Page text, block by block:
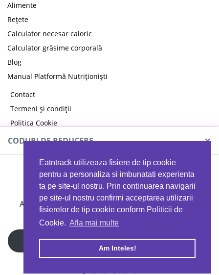
Eatntrack utilizeaza fisiere de tip cookie
pentru a personaliza si imbunatati experienta
ta pe site-ul nostru. Prin continuarea navigarii
pe site-ul nostru confirmi acceptarea utilizarii
fisierelor de tip cookie conform Politicii de
Cookie. Afla mai multe
Am Inteles!
Alimente
Rețete
Calculator necesar caloric
Calculator grăsime corporală
Blog
Manual Platformă Nutriționiști
Contact
Termeni și condiții
Politica Cookie
Politica de confidențialitate
Copyright © 2026 EAT & TRACK S.R.L
CODURI DE REDUCERE ×
MYPROTEIN
Ai 40%reducere la orice comandă folosind codul
EATTRACK
Profită acum